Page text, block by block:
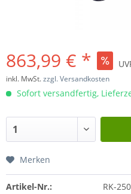
863,99 € *
inkl. MwSt.zzgl. Versandkosten
Sofort versandfertig,
Merken
Artikel-Nr.:
RK-